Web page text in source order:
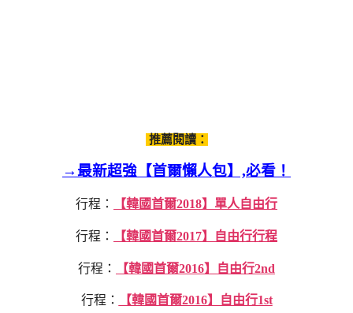
推薦閱讀：
→最新超強【首爾懶人包】,必看！
行程： 【韓國首爾2018】單人自由行
行程： 【韓國首爾2017】自由行行程
行程： 【韓國首爾2016】自由行2nd
行程： 【韓國首爾2016】自由行1st